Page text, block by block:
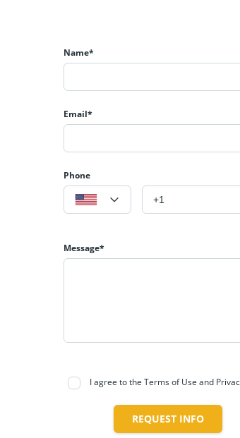
Name*
Email*
Phone
Message*
I agree to the Terms of Use and
REQUEST INFO